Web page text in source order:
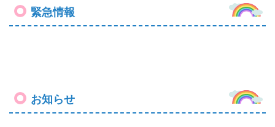
緊急情報
お知らせ